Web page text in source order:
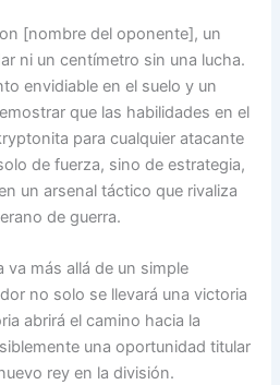
[nombre del oponente], un
ni un centímetro sin una lucha.
envidiable en el suelo y un
que las habilidades en el
para cualquier atacante
de fuerza, sino de estrategia,
un arsenal táctico que rivaliza
de guerra.
va más allá de un simple
no solo se llevará una victoria
abrirá el camino hacia la
una oportunidad titular
rey en la división.